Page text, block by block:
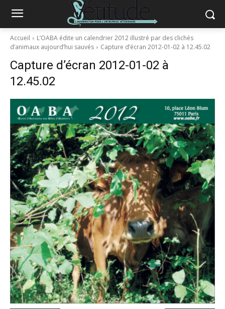
Accueil
L’OABA édite un calendrier 2012 illustré par des clichés
d’animaux aujourd’hui sauvés
Capture d’écran 2012-01-02 à 12.45.02
Capture d’écran 2012-01-02 à
12.45.02